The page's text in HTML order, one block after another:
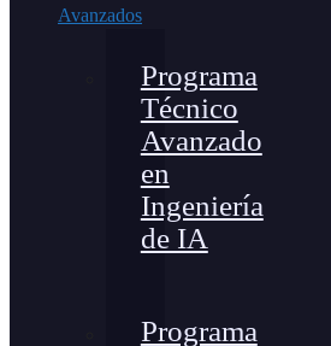
Avanzados
Programa
Técnico
Avanzado
en
Ingeniería
de IA
Programa